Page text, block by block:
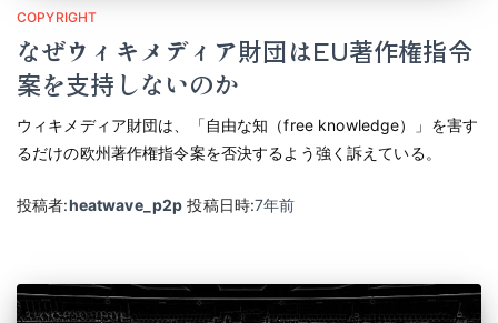
COPYRIGHT
なぜウィキメディア財団はEU著作権指令
案を支持しないのか
ウィキメディア財団は、「自由な知（free knowledge）」を害す
るだけの欧州著作権指令案を否決するよう強く訴えている。
投稿者:heatwave_p2p 投稿日時:7年前